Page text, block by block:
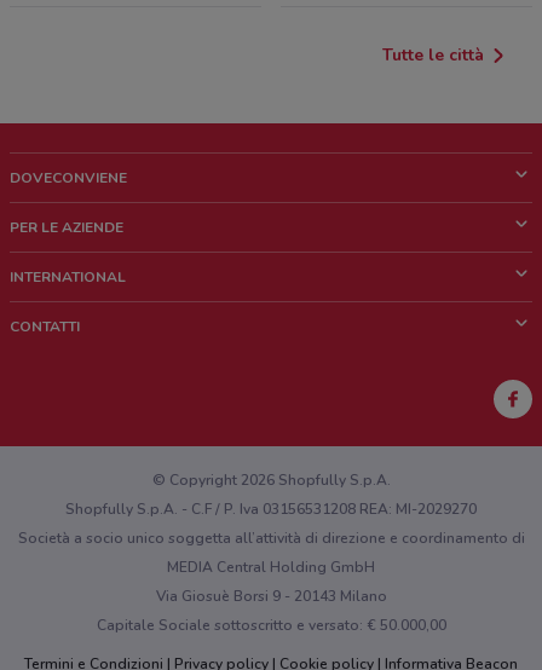
Tutte le città
DOVECONVIENE
Chi siamo
Lavora con noi
PER LE AZIENDE
Richieste commerciali e marketing
INTERNATIONAL
CONTATTI
Hai un malfunzionamento sul web o sull'app?
© Copyright 2026 Shopfully S.p.A.
Shopfully S.p.A. - C.F / P. Iva 03156531208 REA: MI-2029270
Società a socio unico soggetta all’attività di direzione e coordinamento di
MEDIA Central Holding GmbH
Via Giosuè Borsi 9 - 20143 Milano
Capitale Sociale sottoscritto e versato: € 50.000,00
Termini e Condizioni
Privacy policy Cookie policy Informativa Beacon